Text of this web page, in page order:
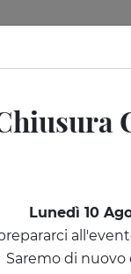
Lunedì 10
Saremo di nuovo